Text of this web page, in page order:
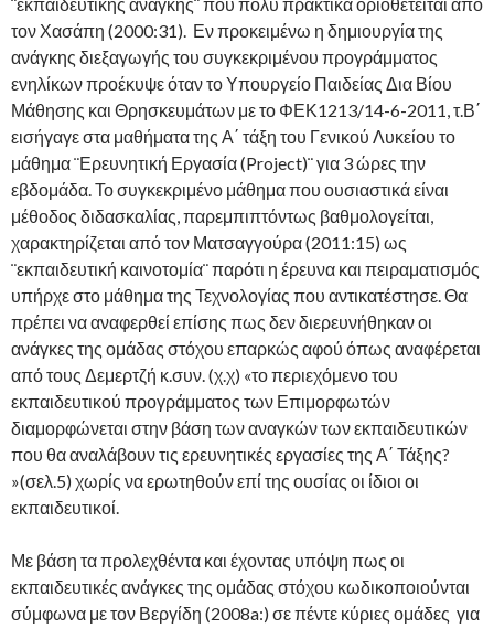
τον Χασάπη (2000:31). Εν προκειμένω η δημιουργία της
ανάγκης διεξαγωγής του συγκεκριμένου προγράμματος
ενηλίκων προέκυψε όταν το Υπουργείο Παιδείας Δια Βίου
Μάθησης και Θρησκευμάτων με το ΦΕΚ1213/14-6-2011, τ.Β΄
εισήγαγε στα μαθήματα της Α΄ τάξη του Γενικού Λυκείου το
μάθημα ¨Ερευνητική Εργασία (Project)¨ για 3 ώρες την
εβδομάδα. Το συγκεκριμένο μάθημα που ουσιαστικά είναι
μέθοδος διδασκαλίας, παρεμπιπτόντως βαθμολογείται,
χαρακτηρίζεται από τον Ματσαγγούρα (2011:15) ως
¨εκπαιδευτική καινοτομία¨ παρότι η έρευνα και πειραματισμός
υπήρχε στο μάθημα της Τεχνολογίας που αντικατέστησε. Θα
πρέπει να αναφερθεί επίσης πως δεν διερευνήθηκαν οι
ανάγκες της ομάδας στόχου επαρκώς αφού όπως αναφέρεται
από τους Δεμερτζή κ.συν. (χ.χ) «το περιεχόμενο του
εκπαιδευτικού προγράμματος των Επιμορφωτών
διαμορφώνεται στην βάση των αναγκών των εκπαιδευτικών
που θα αναλάβουν τις ερευνητικές εργασίες της Α΄ Τάξης?
»(σελ.5) χωρίς να ερωτηθούν επί της ουσίας οι ίδιοι οι
εκπαιδευτικοί.
Με βάση τα προλεχθέντα και έχοντας υπόψη πως οι
εκπαιδευτικές ανάγκες της ομάδας στόχου κωδικοποιούνται
σύμφωνα με τον Βεργίδη (2008a:) σε πέντε κύριες ομάδες για